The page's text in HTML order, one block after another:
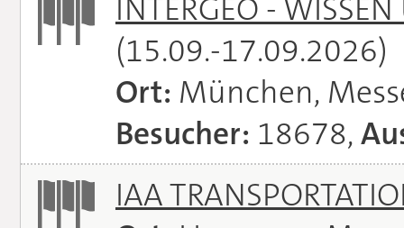
INTERGEO -
(15.09.-17.09.2026)
Ort: München,
Besucher: 18678,
IAA